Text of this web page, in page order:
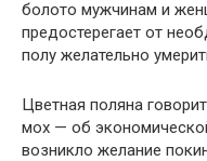
болото мужчинам и
предостерегает от
полу желательно
Цветная поляна
мох — об
возникло желание